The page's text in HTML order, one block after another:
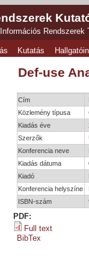
Rendszerek
Kutatás
Def-use
Cím
Közlemény típusa
Kiadás éve
Szerzők
Konferencia neve
Kiadás dátuma
Kiadó
Konferencia helyszíne
ISBN-szám
PDF:
Full text
BibTex